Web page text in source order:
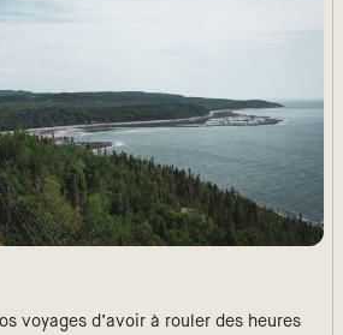
voyages d’avoir à rouler des heures